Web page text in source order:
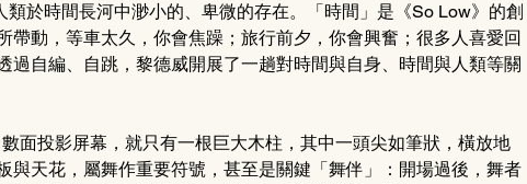
類於時間長河中渺小的、卑微的存在。「時間」是《So Low》的創
帶動，等車太久，你會焦躁；旅行前夕，你會興奮；很多人喜愛回
過自編、自跳，黎德威開展了一趟對時間與自身、時間與人類等關
面投影屏幕，就只有一根巨大木柱，其中一頭尖如筆狀，橫放地
與天花，屬舞作重要符號，甚至是關鍵「舞伴」：開場過後，舞者